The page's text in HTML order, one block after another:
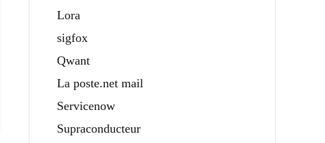
Lora
sigfox
Qwant
La poste.net mail
Servicenow
Supraconducteur